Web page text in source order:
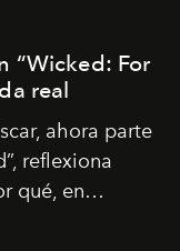
“Wicked: For
real
ahora parte
reflexiona
qué, en
“Es